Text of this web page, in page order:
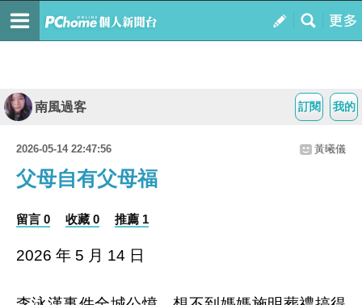
我的
訂閱
南風過客
2026-05-14 22:47:56 黃曦儀
父母自有父母福
留言 0 收藏 0 推薦 1
2026 年 5 月 14 日